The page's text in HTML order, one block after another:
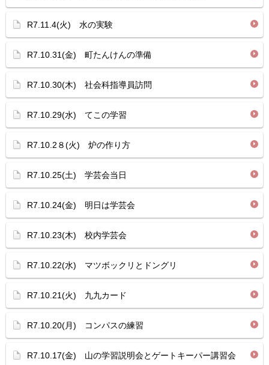
R7.11.4(火) 水の実験
R7.10.31(金) 町たんけんの準備
R7.10.30(木) 社会科指導員訪問
R7.10.29(水) てこの学習
R7.10.2８(火) 炉の作り方
R7.10.25(土) 学芸会当日
R7.10.24(金) 明日は学芸会
R7.10.23(木) 校内学芸会
R7.10.22(水) マツボックリとドングリ
R7.10.21(火) 九九カード
R7.10.20(月) コンパスの練習
R7.10.17(金) 山の学習説明会とゲートキーパー講習会